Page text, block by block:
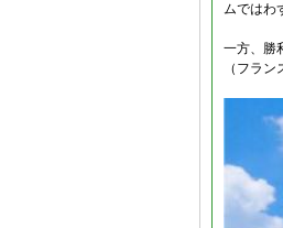
ムではわ
一方、勝
（フラ